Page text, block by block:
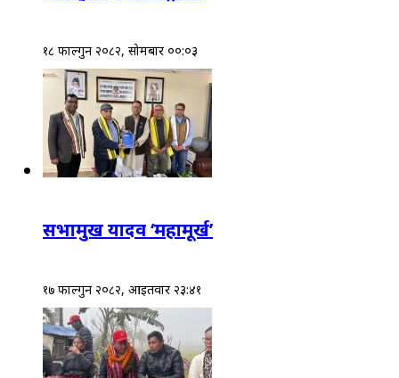
१८ फाल्गुन २०८२, सोमबार ००:०३
सभामुख यादव ‘महामूर्ख’
१७ फाल्गुन २०८२, आईतवार २३:४१